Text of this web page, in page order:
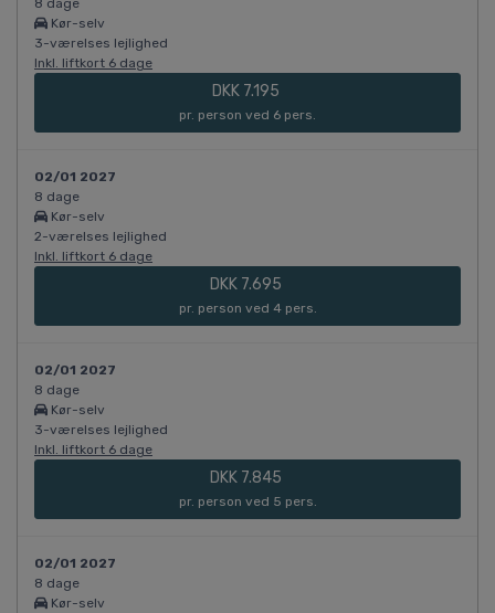
8 dage
Kør-selv
3-værelses lejlighed
Inkl. liftkort 6 dage
DKK 7.195
pr. person ved 6 pers.
02/01 2027
8 dage
Kør-selv
2-værelses lejlighed
Inkl. liftkort 6 dage
DKK 7.695
pr. person ved 4 pers.
02/01 2027
8 dage
Kør-selv
3-værelses lejlighed
Inkl. liftkort 6 dage
DKK 7.845
pr. person ved 5 pers.
02/01 2027
8 dage
Kør-selv